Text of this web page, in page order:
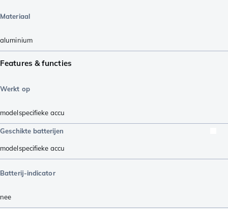
Materiaal
aluminium
Features & functies
Werkt op
modelspecifieke accu
Geschikte batterijen
modelspecifieke accu
Batterij-indicator
nee